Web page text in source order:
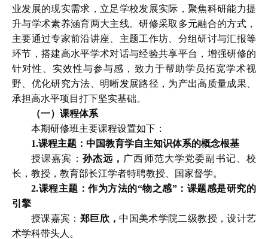
业发展的现实需求，立足学校发展实际，聚焦科研能力提
升与学术素养涵育两大主线。研修采取多元融合的方式，
主要通过专家前沿讲座、主题工作坊、分组研讨与汇报等
环节，搭建高水平学术对话与经验共享平台，增强研修的
针对性、实效性与参与感，致力于帮助学员拓宽学术视
野、优化研究方法、明晰发展路径，为产出高质量成果、
承担高水平项目打下坚实基础。
（一）课程体系
本期研修班主要课程设置如下：
1.课程主题：中国教育学自主知识体系的概念根基
授课嘉宾： 孙杰远， 广西师范大学党委副书记、校
长，教授，教育部长江学者特聘教授、国家督学。
2.课程主题：作为方法的“物之感”：课题感是研究的
引擎
授课嘉宾： 郑巨欣，中国美术学院二级教授，设计艺
术学科带头人。